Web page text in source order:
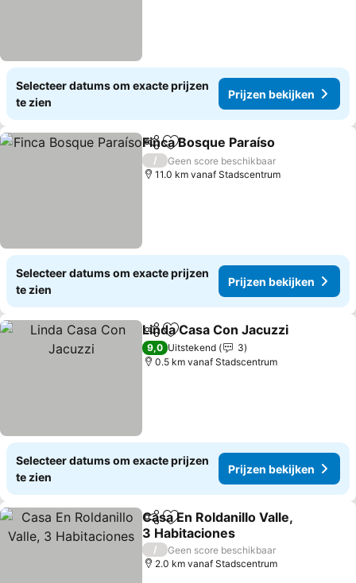
Selecteer datums om exacte prijzen
te zien
Prijzen bekijken
DelenToevoegen aan favorieten
Finca Bosque Paraíso
/
Geen score beschikbaar
11.0 km vanaf Stadscentrum
Selecteer datums om exacte prijzen
te zien
Prijzen bekijken
DelenToevoegen aan favorieten
Linda Casa Con Jacuzzi
9,0 Uitstekend
3
0.5 km vanaf Stadscentrum
Selecteer datums om exacte prijzen
te zien
Prijzen bekijken
DelenToevoegen aan favorieten
Casa En Roldanillo Valle,
3 Habitaciones
/
Geen score beschikbaar
2.0 km vanaf Stadscentrum